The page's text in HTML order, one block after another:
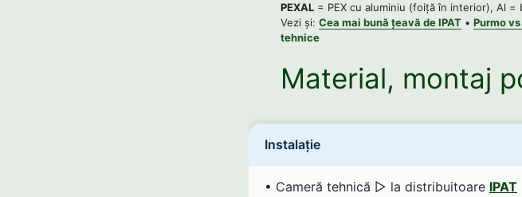
PEXAL = PEX cu aluminiu (foiță în interior), Al =
Vezi și: Cea mai bună țeavă de IPAT • Purmo
tehnice
Material, montaj
Instalație
• Cameră tehnică ▻ la distribuitoare IPAT